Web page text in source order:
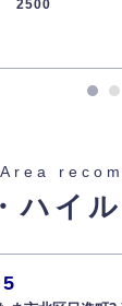
2500
Area
ハイル